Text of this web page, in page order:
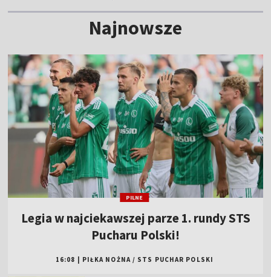
Najnowsze
PILNE
Legia w najciekawszej parze 1. rundy STS
Pucharu Polski!
16:08 PIŁKA NOŻNA / STS PUCHAR POLSKI